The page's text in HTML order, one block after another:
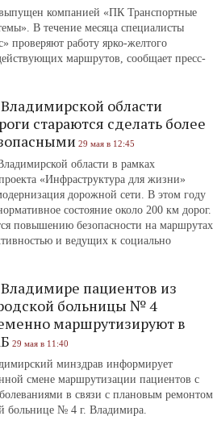
компанией «ПК Транспортные
В течение месяца специалисты
проверяют работу ярко-желтого
маршрутов, сообщает пресс-
области
стараются сделать более
29 мая в 12:45
области в рамках
«Инфраструктура для жизни»
дорожной сети. В этом году
состояние около 200 км дорог.
повышению безопасности на маршрутах
и ведущих к социально
пациентов из
больницы № 4
маршрутизируют в
29 мая в 11:40
минздрав информирует
смене маршрутизации пациентов с
в связи с плановым ремонтом
больнице № 4 г. Владимира.